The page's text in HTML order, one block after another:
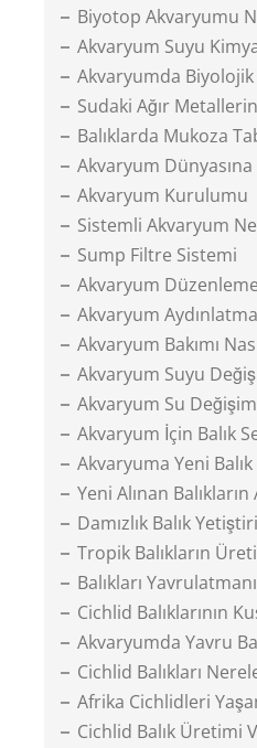
Biyotop Akvaryumu
Akvaryum Suyu
Akvaryumda
Sudaki Ağır
Balıklarda Mukoza
Akvaryum Dünyasına
Akvaryum Kurulumu
Sistemli Akvaryum
Sump Filtre Sistemi
Akvaryum
Akvaryum
Akvaryum Bakımı
Akvaryum Suyu
Akvaryum Su Değişimi
Akvaryum İçin Balık
Akvaryuma Yeni
Yeni Alınan
Damızlık Balık
Tropik Balıkların
Balıkları
Cichlid Balıklarının
Akvaryumda Yavru
Cichlid Balıkları
Afrika Cichlidleri
Cichlid Balık Üretimi